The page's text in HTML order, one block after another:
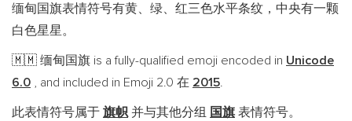
缅甸国旗表情符号有黄、绿、红三色水平条纹，中央有一颗
白色星星。
🇲🇲 缅甸国旗 is a fully-qualified emoji encoded in Unicode
6.0 , and included in Emoji 2.0 在 2015.
此表情符号属于 旗帜并与其他分组 国旗 表情符号。